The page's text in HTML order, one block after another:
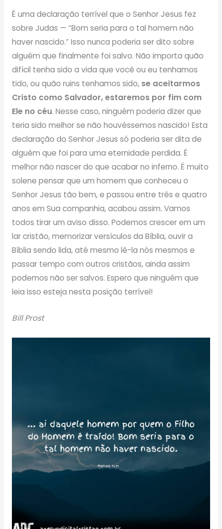
É uma declaração terrível que o Senhor Jesus fez
sobre Judas — “Bom seria para o tal homem não
haver nascido.” Isso nunca poderia ser dito sobre
alguém que finalmente foi salvo. Não importa quão
difícil tenha sido a vida que você ou eu tenhamos
tido, ou quão ruins tenhamos sido, se aceitarmos
Cristo como Salvador, estaremos por fim com
Ele no céu. Nesse caso, ninguém poderia dizer que
teria sido melhor se não houvéssemos nascido! Esta
declaração do Senhor Jesus só poderia ser dita de
alguém que foi para uma eternidade perdida. É
melhor não nascer do que acabar no inferno. É muito
solene pensar que um homem que conheceu o
Senhor Jesus tão bem, e passou entre três e quatro
anos em Sua companhia, acabou assim. Vamos
todos tirar um aviso disso. Podemos crescer em um
lar cristão, memorizar versículos da Bíblia, ouvir a
Bíblia sendo lida, até mesmo lê-la nós mesmos e
passar tempo com outros cristãos, ainda assim
podemos não ser salvos. Espero que ninguém que
leia isso esteja nesta posição terrível!
Bill Prost